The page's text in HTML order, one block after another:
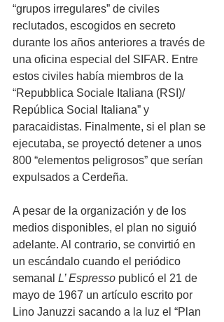
“grupos irregulares” de civiles
reclutados, escogidos en secreto
durante los años anteriores a través de
una oficina especial del SIFAR. Entre
estos civiles había miembros de la
“Repubblica Sociale Italiana (RSI)/
República Social Italiana” y
paracaidistas. Finalmente, si el plan se
ejecutaba, se proyectó detener a unos
800 “elementos peligrosos” que serían
expulsados a Cerdeña.
A pesar de la organización y de los
medios disponibles, el plan no siguió
adelante. Al contrario, se convirtió en
un escándalo cuando el periódico
semanal L’ Espresso publicó el 21 de
mayo de 1967 un artículo escrito por
Lino Januzzi sacando a la luz el “Plan